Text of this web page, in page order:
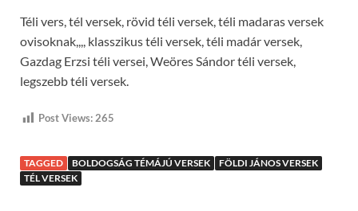
Téli vers, tél versek, rövid téli versek, téli madaras versek
ovisoknak,,,, klasszikus téli versek, téli madár versek,
Gazdag Erzsi téli versei, Weöres Sándor téli versek,
legszebb téli versek.
Post Views: 265
TAGGED BOLDOGSÁG TÉMÁJÚ VERSEK
FÖLDI JÁNOS VERSEK
TÉL VERSEK